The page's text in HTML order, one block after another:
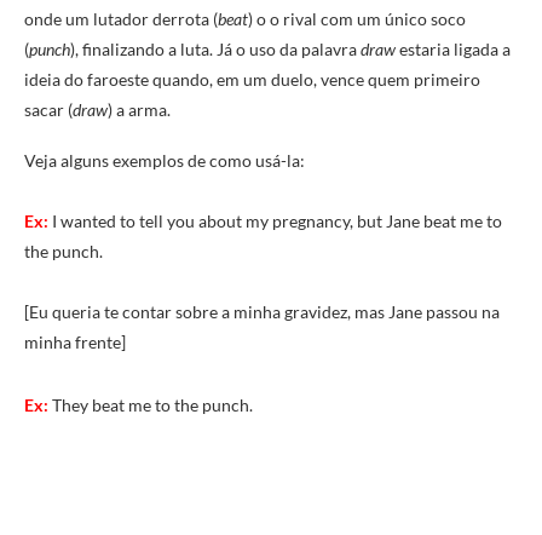
onde um lutador derrota (beat) o o rival com um único soco
(punch), finalizando a luta. Já o uso da palavradrawestaria ligada a
ideia do faroeste quando, em um duelo, vence quem primeiro
sacar (draw) a arma.
Veja alguns exemplos de como usá-la:
Ex: I wanted to tell you about my pregnancy, but Jane beat me to
the punch.
[Eu queria te contar sobre a minha gravidez, mas Jane passou na
minha frente]
Ex: They beat me to the punch.